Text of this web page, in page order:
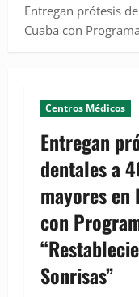
Entregan prótesis
Cuaba con
Centros Médicos
Entregan
dentales a
mayores en
con
Sonrisas”